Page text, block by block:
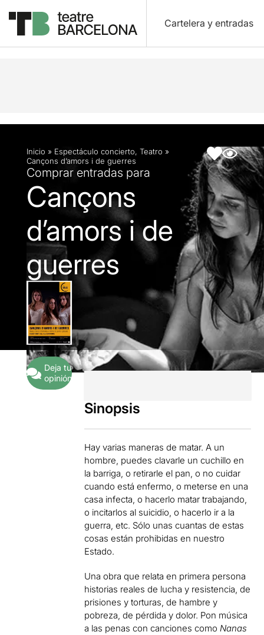
Cartelera y entradas
Descripción Ficha artística
Inicio » Espectáculo concierto, Teatro »
Cançons d’amors i de guerres
Comprar entradas para
Cançons
d’amors i de
guerres
Deja tu
opinión
Sinopsis
Hay varias maneras de matar. A un
hombre, puedes clavarle un cuchillo en
la barriga, o retirarle el pan, o no cuidar
cuando está enfermo, o meterse en una
casa infecta, o hacerlo matar trabajando,
o incitarlos al suicidio, o hacerlo ir a la
guerra, etc. Sólo unas cuantas de estas
cosas están prohibidas en nuestro
Estado.
Una obra que relata en primera persona
historias reales de lucha y resistencia, de
prisiones y torturas, de hambre y
pobreza, de pérdida y dolor. Pon música
a las penas con canciones comoNanas